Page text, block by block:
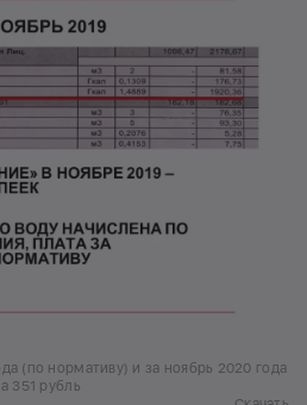
(по нормативу) и за ноябрь 2020 года
351 рубль